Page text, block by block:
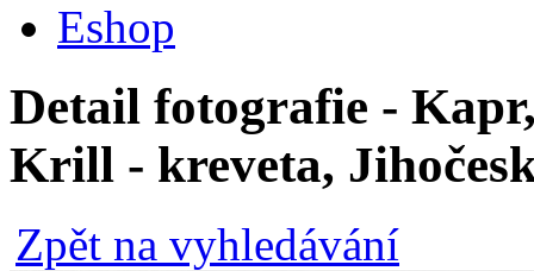
Eshop
Detail fotografie -
Krill - kreveta,
Zpět na vyhledávání